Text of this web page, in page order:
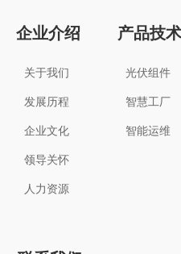
企业介绍
关于我们
发展历程
企业文化
领导关怀
人力资源
产品技术
光伏组件
智慧工厂
智能运维